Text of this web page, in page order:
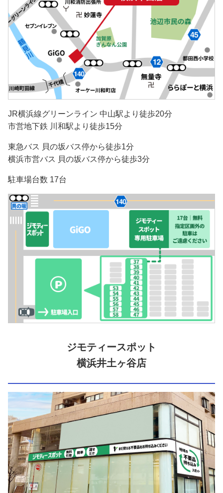
JR横浜線グリーンライン 中山駅より徒歩20分
市営地下鉄 川和駅より徒歩15分
東急バス 貝の坂バス停から徒歩1分
横浜市営バス 貝の坂バス停から徒歩3分
駐車場台数 17台
ジモティースポット
横浜井土ヶ谷店